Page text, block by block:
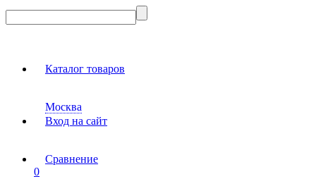
Каталог товаров
Москва
Вход на сайт
Сравнение
0